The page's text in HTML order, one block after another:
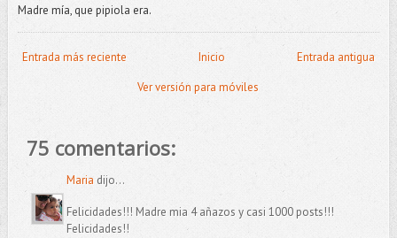
Madre mía, que pipiola era.
Entrada más reciente Entrada antigua
Inicio
Ver versión para móviles
75 comentarios:
Maria dijo...
Felicidades!!! Madre mia 4 añazos y casi 1000 posts!!!
Felicidades!!